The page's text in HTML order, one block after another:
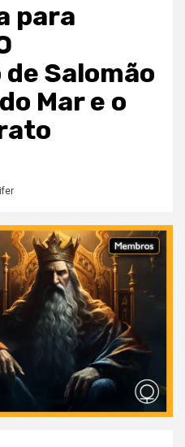
para
Salomão
Mar e o